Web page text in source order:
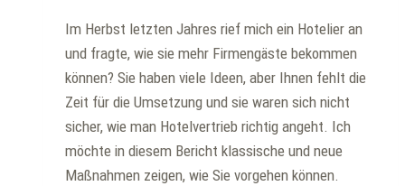
Im Herbst letzten Jahres rief mich ein Hotelier an
und fragte, wie sie mehr Firmengäste bekommen
können? Sie haben viele Ideen, aber Ihnen fehlt die
Zeit für die Umsetzung und sie waren sich nicht
sicher, wie man Hotelvertrieb richtig angeht. Ich
möchte in diesem Bericht klassische und neue
Maßnahmen zeigen, wie Sie vorgehen können.